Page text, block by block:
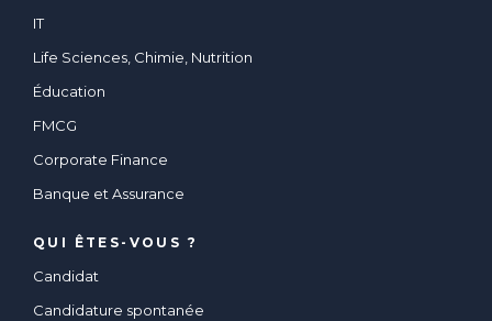
IT
Life Sciences, Chimie, Nutrition
Éducation
FMCG
Corporate Finance
Banque et Assurance
QUI ÊTES-VOUS ?
Candidat
Candidature spontanée